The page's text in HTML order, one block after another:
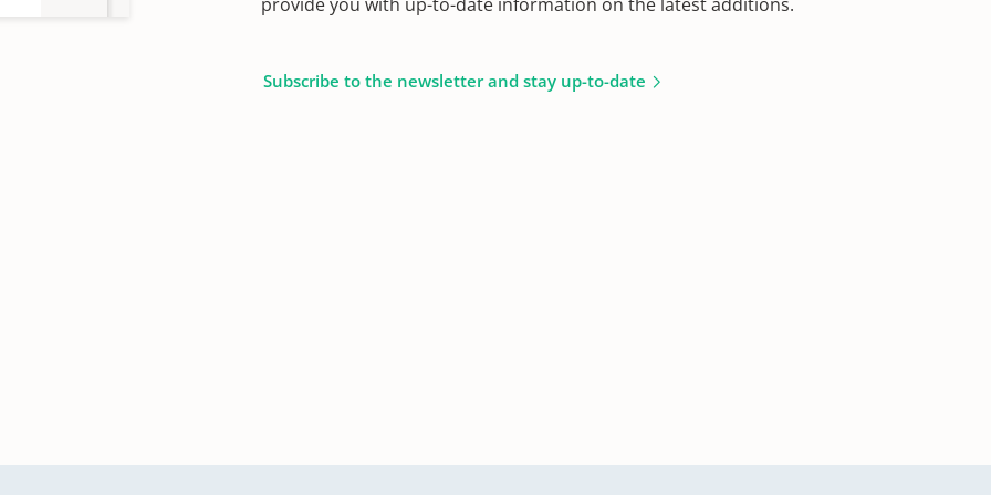
Subscribe to the newsletter and stay up-to-date